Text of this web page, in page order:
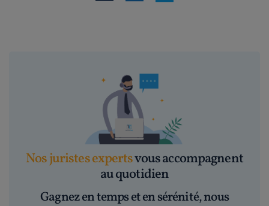
Nos juristes expertsvous accompagnent
au quotidien
Gagnez en temps et en sérénité, nous